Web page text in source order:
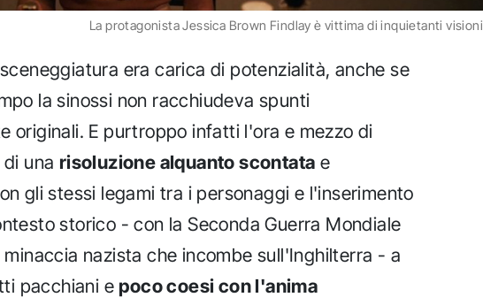
La protagonista Jessica Brown Findlay è vittima di inquietanti visioni
era carica di potenzialità, anche se
la sinossi non racchiudeva spunti
originali. E purtroppo infatti l'ora e mezzo di
una risoluzione alquanto scontata e
gli stessi legami tra i personaggi e l'inserimento
storico - con la Seconda Guerra Mondiale
nazista che incombe sull'Inghilterra - a
pacchiani e poco coesi con l'anima